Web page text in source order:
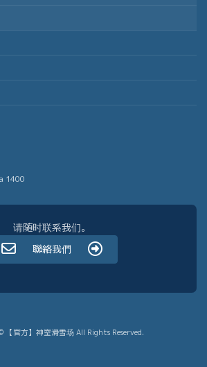
1400
请随时联系我们。
聯絡我們
官方】神室滑雪场 All Rights Reserved.